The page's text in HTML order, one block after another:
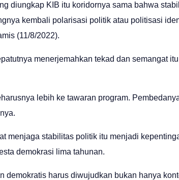
diungkap KIB itu koridornya sama bahwa
kembali polarisasi politik atau politisasi
(11/8/2022).
menerjemahkan tekad dan semangat
lebih ke tawaran program.
menjaga stabilitas politik itu menjadi
demokrasi lima tahunan.
demokratis harus diwujudkan bukan hanya